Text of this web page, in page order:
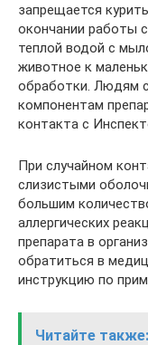
запрещается
окончании работы
теплой водой с
животное к
обработки. Людям
компонентам
контакта с
При случайном
слизистыми
большим
аллергических
препарата в
обратиться в
инструкцию по
Читайте также: